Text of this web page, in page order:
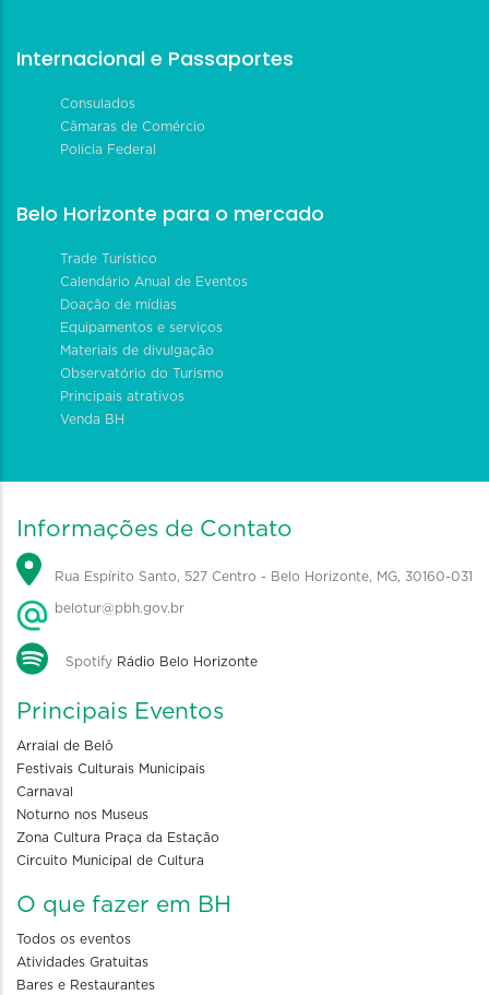
Internacional e Passaportes
Consulados
Câmaras de Comércio
Polícia Federal
Belo Horizonte para o mercado
Trade Turístico
Calendário Anual de Eventos
Doação de mídias
Equipamentos e serviços
Materiais de divulgação
Observatório do Turismo
Principais atrativos
Venda BH
Informações de Contato
Rua Espírito Santo, 527 Centro - Belo Horizonte, MG, 30160-031
belotur@pbh.gov.br
Spotify Rádio Belo Horizonte
Principais Eventos
Arraial de Belô
Festivais Culturais Municipais
Carnaval
Noturno nos Museus
Zona Cultura Praça da Estação
Circuito Municipal de Cultura
O que fazer em BH
Todos os eventos
Atividades Gratuitas
Bares e Restaurantes